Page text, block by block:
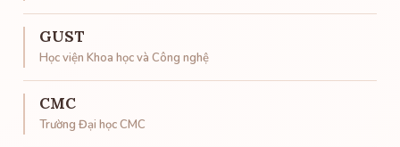
GUST
Học viện Khoa học và Công nghệ
CMC
Trường Đại học CMC